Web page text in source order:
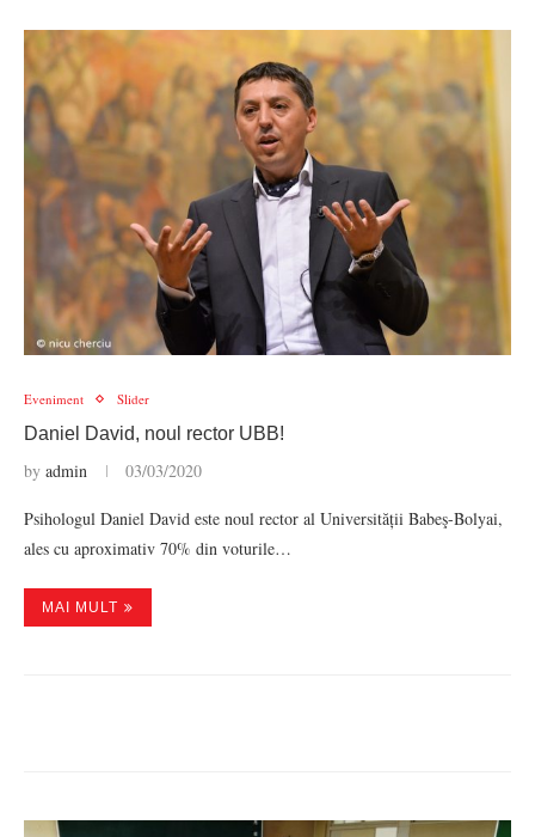
Eveniment Slider
Daniel David, noul rector UBB!
by admin 03/03/2020
Psihologul Daniel David este noul rector al ​Universității Babeş-Bolyai,
ales cu aproximativ 70% din voturile…
MAI MULT